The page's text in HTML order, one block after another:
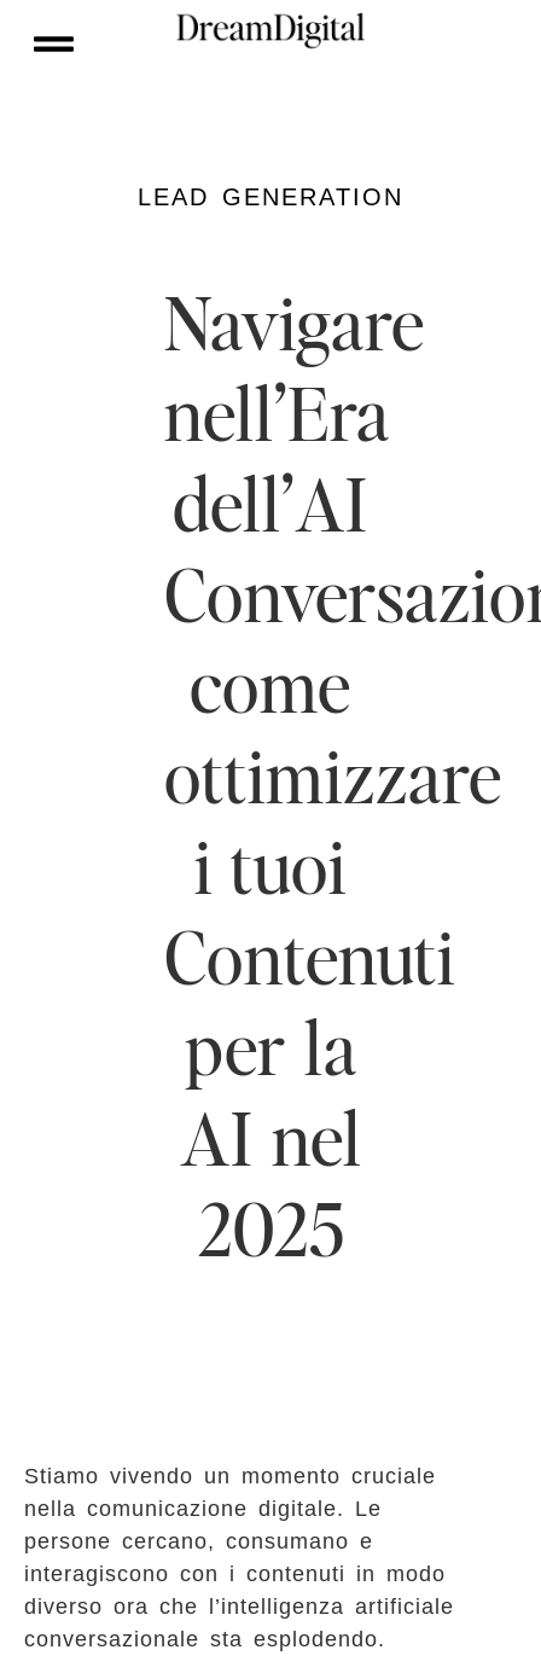
LEAD GENERATION
Navigare
nell’Era
dell’AI
come
ottimizzare
i tuoi
Contenuti
per la
AI nel
2025
Stiamo vivendo un momento cruciale
nella comunicazione digitale. Le
persone cercano, consumano e
interagiscono con i contenuti in modo
diverso ora che l’intelligenza artificiale
conversazionale sta esplodendo.